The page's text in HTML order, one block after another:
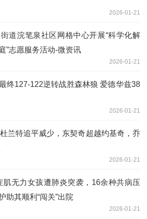
2026-01-21
道浣笔泉社区网格中心开展“科学化解
”志愿服务活动-微资讯
2026-01-21
终127-122逆转战胜森林狼 爱德华兹38
2026-01-21
兰特追平威少，东契奇超越约基奇，乔
2026-01-21
肌无力女孩遭肺炎突袭，16余种共病压
助其顺利“闯关”出院
2026-01-21